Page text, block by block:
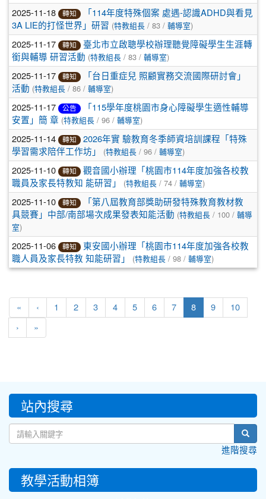
2025-11-18 轉知
「114年度特殊個案 處遇-認識ADHD與看見
3A LIE的打怪世界」研習 (特教組長 / 83 / 輔導室)
2025-11-17 轉知
臺北市立啟聰學校辦理聽覺障礙學生生涯轉
銜與輔導 研習活動 (特教組長 / 83 / 輔導室)
2025-11-17 轉知
「台日重症兒 照顧實務交流國際研討會」
活動 (特教組長 / 86 / 輔導室)
2025-11-17 公告
「115學年度桃園市身心障礙學生適性輔導
安置」簡 章 (特教組長 / 96 / 輔導室)
2025-11-14 轉知
2026年實 驗教育冬季師資培訓課程「特殊
學習需求陪伴工作坊」
(特教組長 / 96 / 輔導室)
2025-11-10 轉知
觀音國小辦理「桃園市114年度加強各校教
職員及家長特教知 能研習」
(特教組長 / 74 / 輔導室)
2025-11-10 轉知
「第八屆教育部獎助研發特殊教育教材教
具競賽」中部/南部場次成果發表知能活動 (特教組長 / 100 / 輔導
室)
2025-11-06 轉知
東安國小辦理「桃園市114年度加強各校教
職人員及家長特教 知能研習」
(特教組長 / 98 / 輔導室)
« ‹ 1 2 3 4 5 6 7 8(current)
9 10
› »
::: 站內搜尋
進階搜尋
教學活動相簿